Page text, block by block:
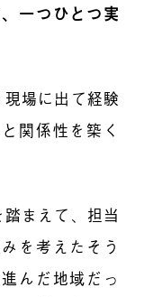
一つひとつ実
場に出て経験
関係性を築く
まえて、担当
を考えたそう
んだ地域だっ